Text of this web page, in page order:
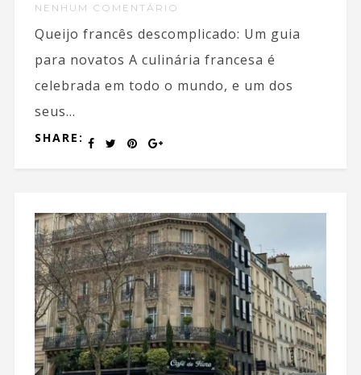
NENHUM COMENTÁRIO
Queijo francês descomplicado: Um guia
para novatos A culinária francesa é
celebrada em todo o mundo, e um dos
seus...
SHARE: